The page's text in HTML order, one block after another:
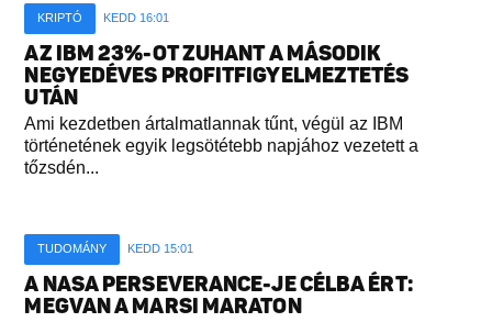
KRIPTÓ KEDD 16:01
AZ IBM 23%-OT ZUHANT A MÁSODIK
NEGYEDÉVES PROFITFIGYELMEZTETÉS
UTÁN
Ami kezdetben ártalmatlannak tűnt, végül az IBM
történetének egyik legsötétebb napjához vezetett a
tőzsdén...
TUDOMÁNY KEDD 15:01
A NASA PERSEVERANCE-JE CÉLBA ÉRT:
MEGVAN A MARSI MARATON